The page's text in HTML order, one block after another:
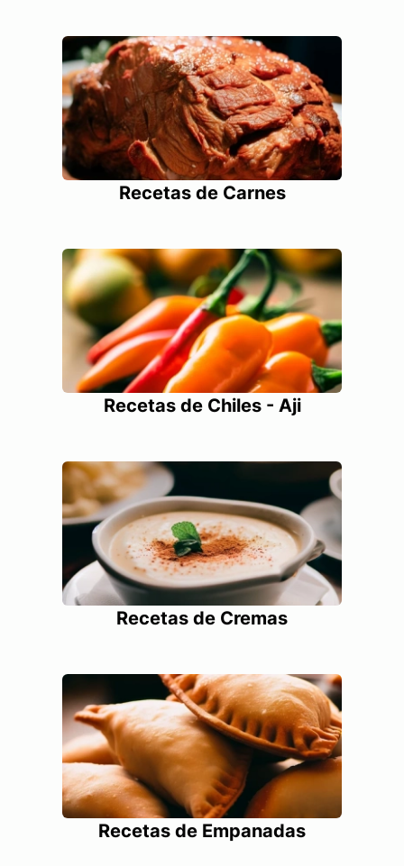
Recetas de Carnes
Recetas de Chiles - Aji
Recetas de Cremas
Recetas de Empanadas